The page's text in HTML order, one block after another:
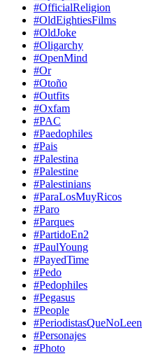
#OfficialReligion
#OldEightiesFilms
#OldJoke
#Oligarchy
#OpenMind
#Or
#Otoño
#Outfits
#Oxfam
#PAC
#Paedophiles
#Pais
#Palestina
#Palestine
#Palestinians
#ParaLosMuyRicos
#Paro
#Parques
#PartidoEn2
#PaulYoung
#PayedTime
#Pedo
#Pedophiles
#Pegasus
#People
#PeriodistasQueNoLeen
#Personajes
#Photo